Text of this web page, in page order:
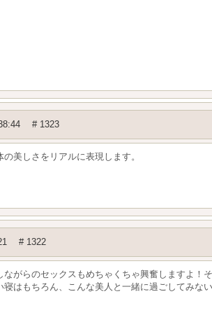
# 1323
美しさをリアルに表現します。
# 1322
がらのセックスもめちゃくちゃ興奮しますよ！
はもちろん、こんな美人と一緒に過ごしてみな